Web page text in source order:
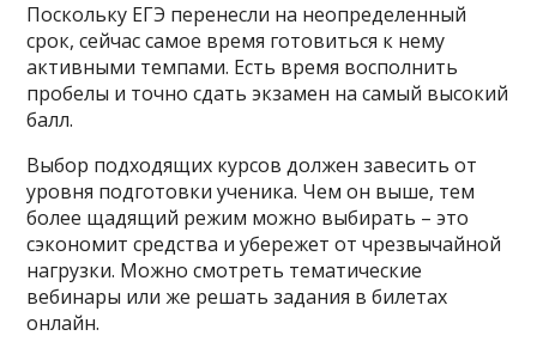
Поскольку ЕГЭ перенесли на неопределенный
срок, сейчас самое время готовиться к нему
активными темпами. Есть время восполнить
пробелы и точно сдать экзамен на самый высокий
балл.
Выбор подходящих курсов должен завесить от
уровня подготовки ученика. Чем он выше, тем
более щадящий режим можно выбирать – это
сэкономит средства и убережет от чрезвычайной
нагрузки. Можно смотреть тематические
вебинары или же решать задания в билетах
онлайн.